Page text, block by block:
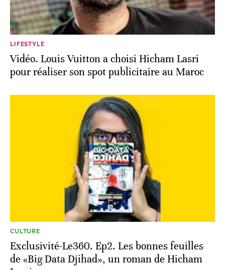
LIFESTYLE
Vidéo. Louis Vuitton a choisi Hicham Lasri
pour réaliser son spot publicitaire au Maroc
CULTURE
Exclusivité-Le360. Ep2. Les bonnes feuilles
de «Big Data Djihad», un roman de Hicham